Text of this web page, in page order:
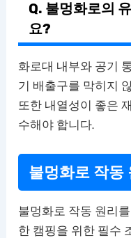
Q. 불멍화로의
요?
화로대 내부와 공기
기 배출구를 막히지
또한 내열성이 좋은
수해야 합니다.
불멍화로 작동
불멍화로 작동 원리
한 캠핑을 위한 필수